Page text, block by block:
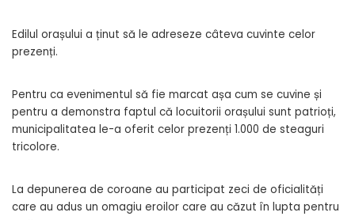
Edilul orașului a ținut să le adreseze câteva cuvinte celor
prezenți.
Pentru ca evenimentul să fie marcat așa cum se cuvine și
pentru a demonstra faptul că locuitorii orașului sunt patrioți,
municipalitatea le-a oferit celor prezenți 1.000 de steaguri
tricolore.
La depunerea de coroane au participat zeci de oficialități
care au adus un omagiu eroilor care au căzut în lupta pentru